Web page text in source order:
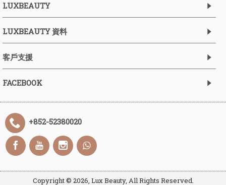
LUXBEAUTY
LUXBEAUTY 資料
客戶支援
FACEBOOK
+852-52380020
Copyright © 2026, Lux Beauty, All Rights Reserved.